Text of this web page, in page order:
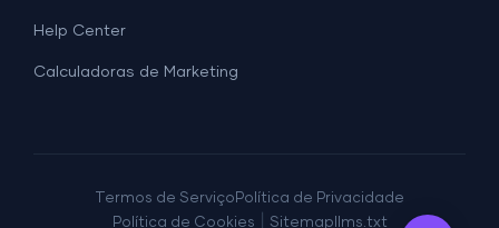
Help Center
Calculadoras de Marketing
Termos de Serviço Política de Privacidade
Política de Cookies
Sitemap llms.txt